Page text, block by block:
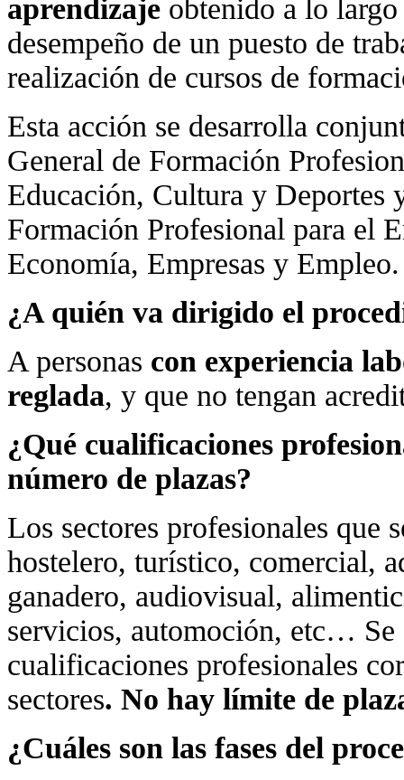
aprendizaje obtenido a lo
desempeño de un puesto de
realización de cursos de
Esta acción se desarrolla
General de Formación
Educación, Cultura y Deportes
Formación Profesional para el
Economía, Empresas y Empleo.
¿A quién va dirigido el
A personas con experiencia
reglada, y que no tengan
¿Qué cualificaciones
número de plazas?
Los sectores profesionales que
hostelero, turístico, comercial,
ganadero, audiovisual,
servicios, automoción, etc… Se
cualificaciones profesionales
sectores. No hay límite de
¿Cuáles son las fases del